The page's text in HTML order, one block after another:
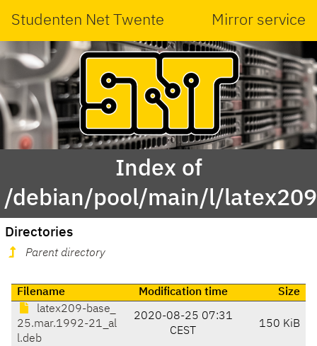
Studenten Net Twente Mirror service
Index of
/debian/pool/main/l/
Directories
Parent directory
Filename Modification time
Size
latex209-base_
25.mar.1992-21_al
l.deb
2020-08-25 07:31
CEST
150 KiB